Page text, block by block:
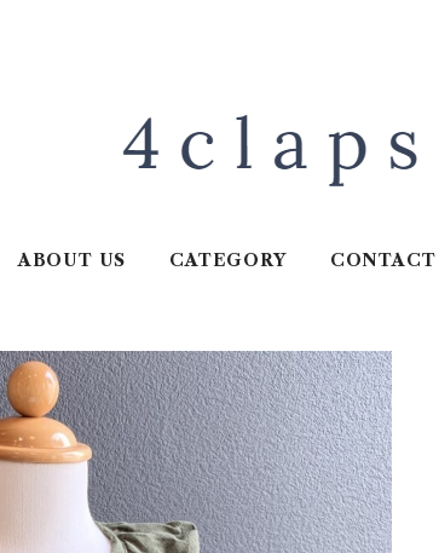
ABOUT US CATEGORY CONTACT